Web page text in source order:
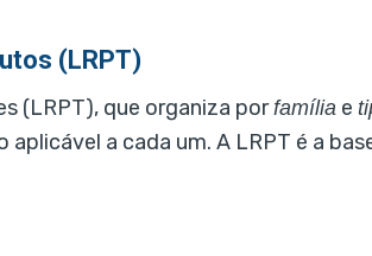
(LRPT)
(LRPT), que organiza porfamília e
a cada um. A LRPT é a